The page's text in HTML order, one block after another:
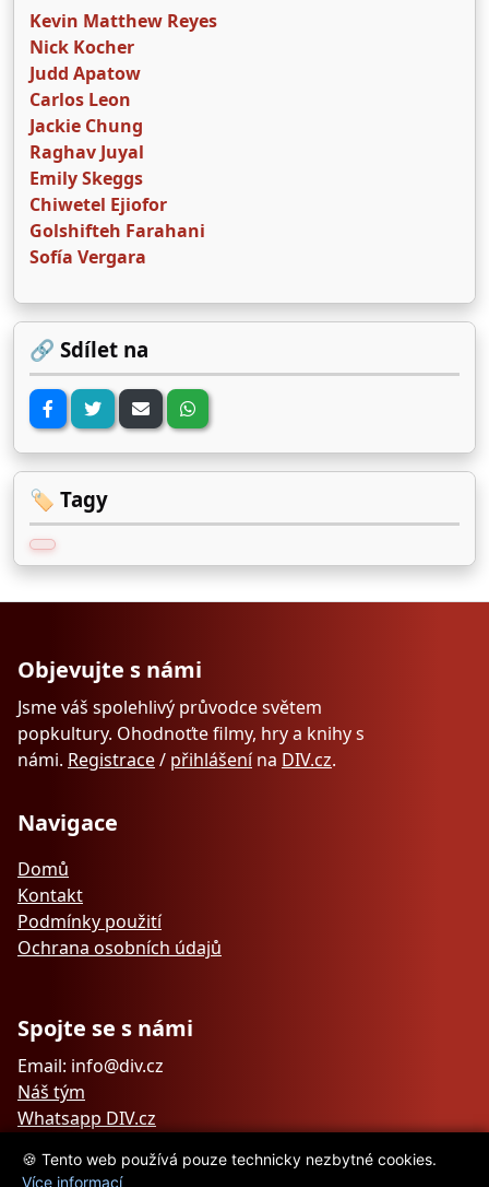
Kevin Matthew Reyes
Nick Kocher
Judd Apatow
Carlos Leon
Jackie Chung
Raghav Juyal
Emily Skeggs
Chiwetel Ejiofor
Golshifteh Farahani
Sofía Vergara
🔗 Sdílet na
🏷️ Tagy
Objevujte s námi
Jsme váš spolehlivý průvodce světem
popkultury. Ohodnoťte filmy, hry a knihy s
námi. Registrace/ přihlášenína DIV.cz.
Navigace
Domů
Kontakt
Podmínky použití
Ochrana osobních údajů
Spojte se s námi
Email: info@div.cz
Náš tým
Whatsapp DIV.cz
🍪 Tento web používá pouze technicky nezbytné cookies.
Více informací